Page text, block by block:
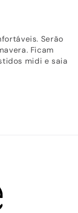
Serão
Ficam
midi e saia